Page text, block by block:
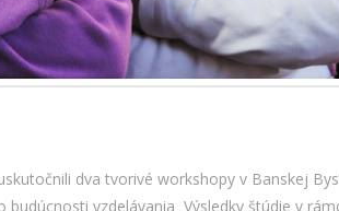
dva tvorivé workshopy v Banskej
budúcnosti vzdelávania Výsledky štúdie v